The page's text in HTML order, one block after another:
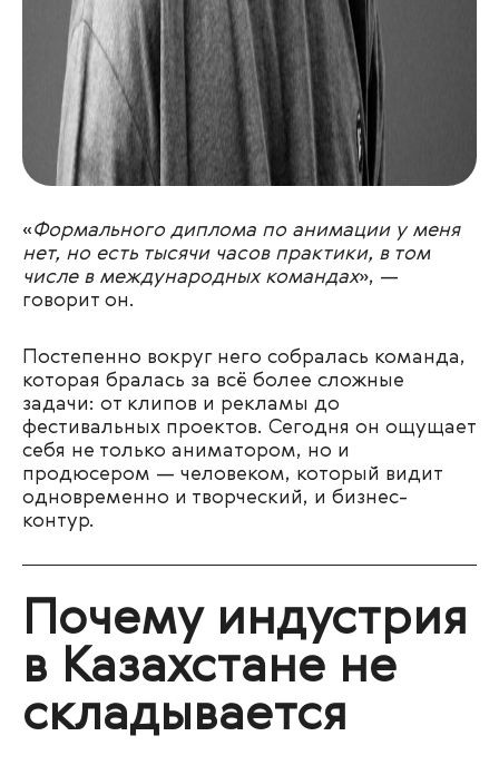
«Формального диплома по анимации у меня
нет, но есть тысячи часов практики, в том
числе в международных командах», —
говорит он.
Постепенно вокруг него собралась команда,
которая бралась за всё более сложные
задачи: от клипов и рекламы до
фестивальных проектов. Сегодня он ощущает
себя не только аниматором, но и
продюсером — человеком, который видит
одновременно и творческий, и бизнес-
контур.
Почему индустрия
в Казахстане не
складывается